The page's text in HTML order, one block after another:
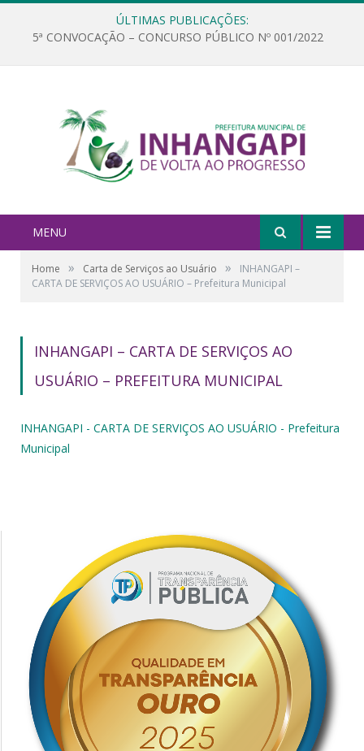
ÚLTIMAS PUBLICAÇÕES:
5ª CONVOCAÇÃO – CONCURSO PÚBLICO Nº 001/2022
MENU
Home » Carta de Serviços ao Usuário »
INHANGAPI –
CARTA DE SERVIÇOS AO USUÁRIO – Prefeitura Municipal
INHANGAPI – CARTA DE SERVIÇOS AO
USUÁRIO – PREFEITURA MUNICIPAL
INHANGAPI - CARTA DE SERVIÇOS AO USUÁRIO - Prefeitura
Municipal